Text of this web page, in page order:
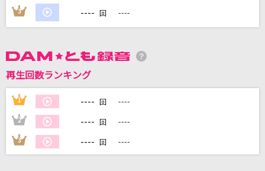
DAMの新曲・ランキングなど
DAMに会員登録・ログインして
カラオケをもっと楽しもう！
3 ---- 回 ----
再生回数ランキング
1 ---- 回 ----
2 ---- 回 ----
3 ---- 回 ----